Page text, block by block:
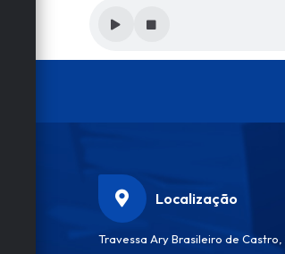
d
ra
s
Localização
Travessa Ary Brasileiro de Castro,